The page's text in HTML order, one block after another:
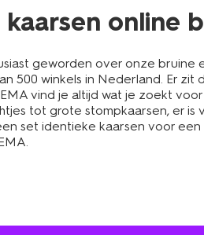
online
geworden over onze bruine
500 winkels in Nederland. Er
vind je altijd wat je zoekt
tot grote stompkaarsen, er
set identieke kaarsen voor